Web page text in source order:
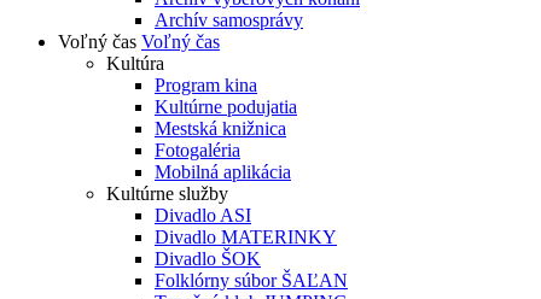
Archív samosprávy
Voľný čas Voľný čas
Kultúra
Program kina
Kultúrne podujatia
Mestská knižnica
Fotogaléria
Mobilná aplikácia
Kultúrne služby
Divadlo ASI
Divadlo MATERINKY
Divadlo ŠOK
Folklórny súbor ŠAĽAN